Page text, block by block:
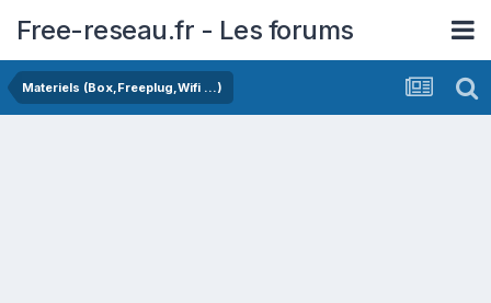
Free-reseau.fr - Les forums
Materiels (Box,Freeplug,Wifi ...)